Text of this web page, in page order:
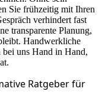
Sie frühzeitig mit Ihren
verhindert fast
transparente Planung,
Handwerkliche
uns Hand in Hand,